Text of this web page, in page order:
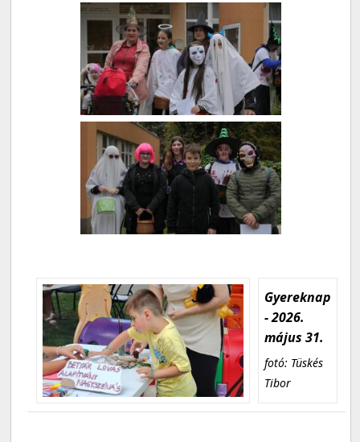
Gyereknap
- 2026.
május 31.
fotó: Tüskés
Tibor